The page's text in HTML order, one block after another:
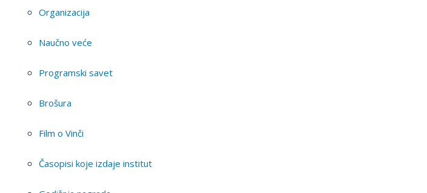
Organizacija
Naučno veće
Programski savet
Brošura
Film o Vinči
Časopisi koje izdaje institut